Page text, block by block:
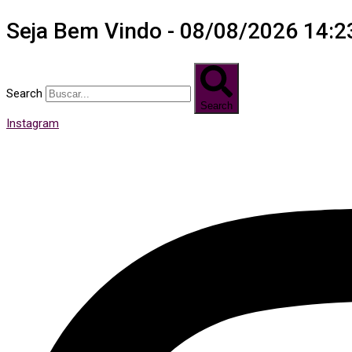
Seja Bem Vindo - 08/08/2026
Search
Search
Instagram